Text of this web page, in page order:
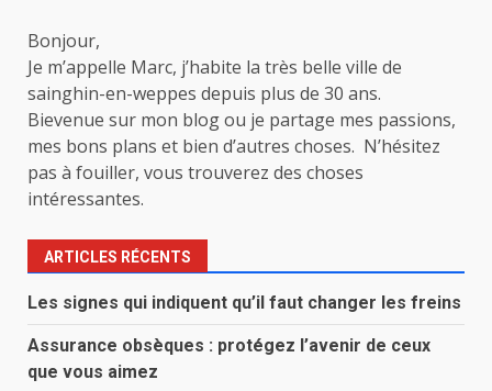
Bonjour,
Je m’appelle Marc, j’habite la très belle ville de
sainghin-en-weppes depuis plus de 30 ans.
Bievenue sur mon blog ou je partage mes passions,
mes bons plans et bien d’autres choses. N’hésitez
pas à fouiller, vous trouverez des choses
intéressantes.
ARTICLES RÉCENTS
Les signes qui indiquent qu’il faut changer les freins
Assurance obsèques : protégez l’avenir de ceux
que vous aimez